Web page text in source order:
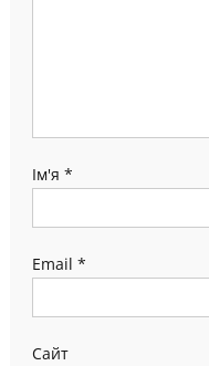
Ім'я *
Email *
Сайт